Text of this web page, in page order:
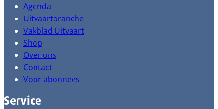
Agenda
Uitvaartbranche
Vakblad Uitvaart
Shop
Over ons
Contact
Voor abonnees
Service